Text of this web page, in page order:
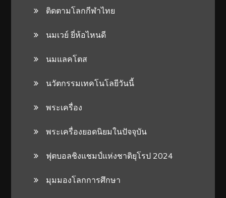
ติดตามโลกกีฬาไทย
นมเวย์ ยี่ห้อไหนดี
นมแลคโตส
นวัตกรรมเทคโนโลยีวันนี้
พระเครื่อง
พระเครื่องยอดนิยมในปัจจุบัน
ฟุตบอลชิงแชมป์แห่งชาติยุโรป 2024
มุมมองโลกการศึกษา